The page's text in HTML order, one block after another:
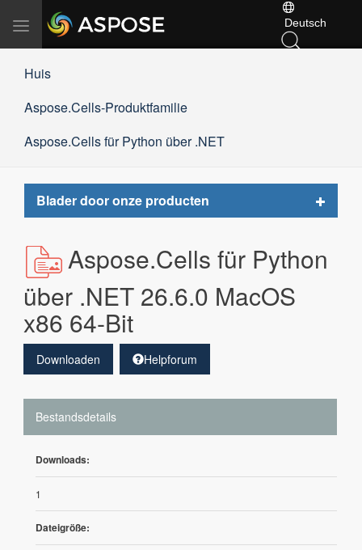
Navigation
umschalten
Deutsch
Huis
Aspose.Cells-Produktfamilie
Aspose.Cells für Python über .NET
Blader door onze producten
Toggle
Aspose.Cells für Python
über .NET 26.6.0 MacOS
x86 64-Bit
Downloaden Helpforum
Bestandsdetails
Downloads:
1
Dateigröße: